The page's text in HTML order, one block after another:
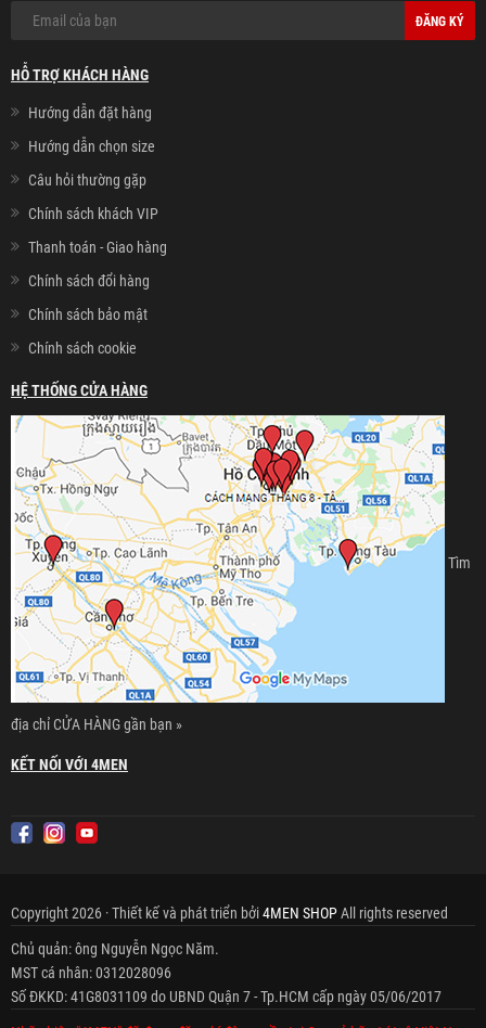
ĐĂNG KÝ
HỖ TRỢ KHÁCH HÀNG
Hướng dẫn đặt hàng
Hướng dẫn chọn size
Câu hỏi thường gặp
Chính sách khách VIP
Thanh toán - Giao hàng
Chính sách đổi hàng
Chính sách bảo mật
Chính sách cookie
HỆ THỐNG CỬA HÀNG
Tìm
địa chỉ CỬA HÀNG gần bạn »
KẾT NỐI VỚI 4MEN
Copyright 2026 · Thiết kế và phát triển bởi4MEN SHOPAll rights reserved
Chủ quản: ông Nguyễn Ngọc Năm.
MST cá nhân: 0312028096
Số ĐKKD: 41G8031109 do UBND Quận 7 - Tp.HCM cấp ngày 05/06/2017